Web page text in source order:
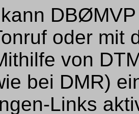
oder mit
von
bei DMR)
Links